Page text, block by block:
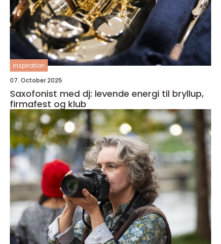
inspiration
07. October 2025
Saxofonist med dj: levende energi til bryllup,
firmafest og klub